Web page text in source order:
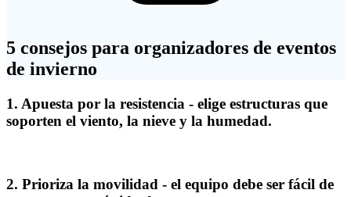
5 consejos para organizadores de eventos
de invierno
1. Apuesta por la resistencia - elige estructuras que
soporten el viento, la nieve y la humedad.
2. Prioriza la movilidad - el equipo debe ser fácil de